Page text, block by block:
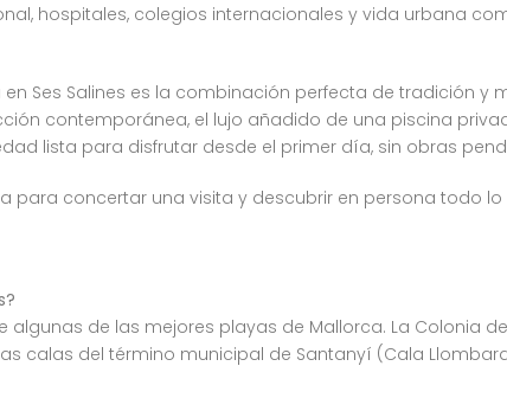
hospitales, colegios internacionales y vida urbana
Ses Salines es la combinación perfecta de tradición
contemporánea, el lujo añadido de una piscina
lista para disfrutar desde el primer día, sin obras
para concertar una visita y descubrir en persona todo
algunas de las mejores playas de Mallorca. La Colonia
calas del término municipal de Santanyí (Cala